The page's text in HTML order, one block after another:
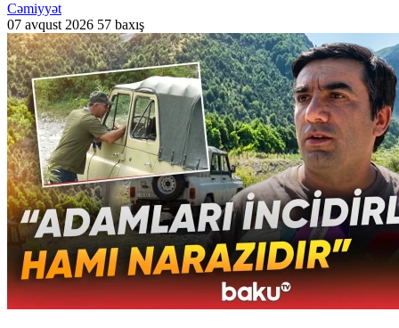
Cəmiyyət
07 avqust 2026 57 baxış